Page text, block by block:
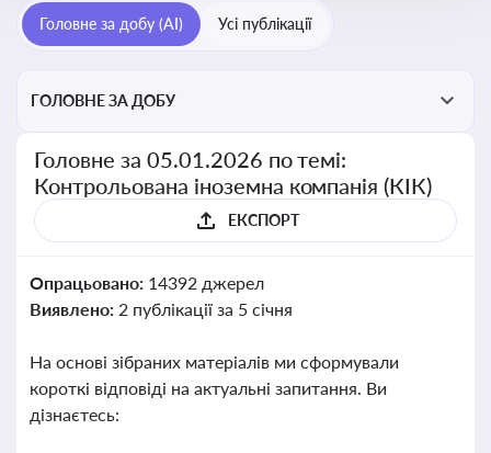
органами України щодо своїх доходів і витрат
Головне за добу (AI) Усі публікації
ГОЛОВНЕ ЗА ДОБУ
Головне за 05.01.2026 по темі:
Контрольована іноземна компанія (КІК)
ЕКСПОРТ
Опрацьовано: 14392 джерел
Виявлено: 2 публікації за 5 січня
На основі зібраних матеріалів ми сформували
короткі відповіді на актуальні запитання. Ви
дізнаєтесь: